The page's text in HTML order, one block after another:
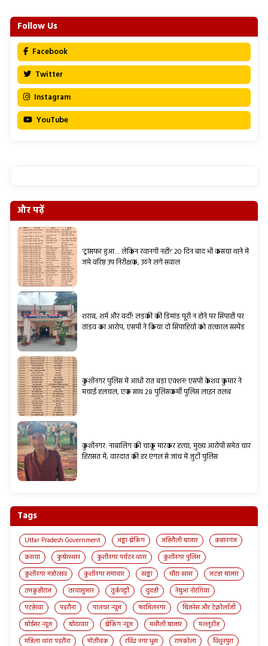
Follow Us
Facebook
Twitter
Instagram
YouTube
और पढ़ें
‘ट्रांसफर हुआ… लेकिन रवानगी नहीं!’ 20 दिन बाद भी कसया थाने में
जमे वरिष्ठ उप निरीक्षक, उठने लगे सवाल
शराब, शर्म और वर्दी! लड़की की डिमांड पूरी न होने पर सिपाही पर
तांडव का आरोप, एसपी ने किया दो सिपाहियों को तत्काल सस्पेंड
कुशीनगर पुलिस में आधी रात बड़ा एक्शन! एसपी केशव कुमार ने
मचाई हलचल, एक साथ 28 पुलिसकर्मी पुलिस लाइन तलब
कुशीनगर: नाबालिग की चाकू मारकर हत्या, मुख्य आरोपी समेत चार
हिरासत में; वारदात की हर एंगल से जांच में जुटी पुलिस
Tags
Uttar Pradesh Government अड्डा ब्रेकिंग अहिरौली बाजार
कप्तानगंज
कसया
कुबेरस्थान कुशीनगर पर्यटन थाना
कुशीनगर पुलिस
कुशीनगर महोत्सव
कुशीनगर समाचार खड्डा चौरा खास
जटहा बाजार
तमकुहीराज
तरयासुजान तुर्कपट्टी दुदही
नेबुआ नोरंगिया
पटहेरवा
पड़रौना पालघर न्यूज़ फाजिलनगर
बिज़नेस और टेक्नोलॉजी
बोईसर न्यूज़
बोदरवार ब्रेकिंग न्यूज़ मथौली बाजार
मल्लूडीह
महिला थाना पड़रौना
मोतीचक रविंद्र नगर धुस रामकोला विशुनपुरा